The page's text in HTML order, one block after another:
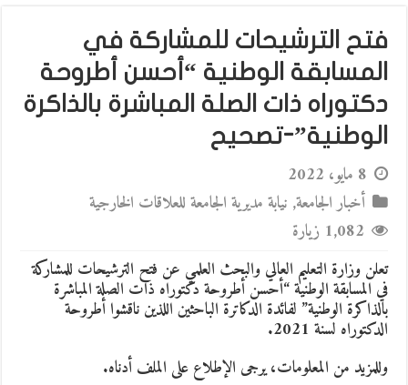
فتح الترشيحات للمشاركة في
المسابقة الوطنية “أحسن أطروحة
دكتوراه ذات الصلة المباشرة بالذاكرة
الوطنية”-تصحيح
8 مايو، 2022
أخبار الجامعة, نيابة مديرية الجامعة للعلاقات الخارجية
1,082 زيارة
تعلن وزارة التعليم العالي والبحث العلمي عن فتح الترشيحات للمشاركة
في المسابقة الوطنية “أحسن أطروحة دكتوراه ذات الصلة المباشرة
بالذاكرة الوطنية” لفائدة الدكاترة الباحثين اللذين ناقشوا أطروحة
الدكتوراه لسنة 2021.
وللمزيد من المعلومات، يرجى الإطلاع على الملف أدناه.